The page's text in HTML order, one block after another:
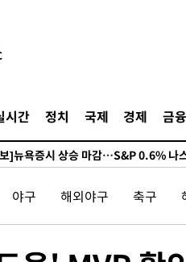
시간 정치 국제 경제 금융
]뉴욕증시 상승 마감…S&P 0.6% 나
야구 해외야구 축구